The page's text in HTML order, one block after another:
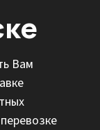
Вам